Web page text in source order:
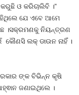
ଓ କରିଚାଲିବି ।”
ଯେ ଏବେ ଆମେ
।ସକ୍ରମଣକୁ ନିୟନ୍ତ୍ରଣ
କୌଣସି ଲକ୍ ଡାଉନ ନାହିଁ ।
ଙ୍କ ବିଭିନ୍ନ କୃଷି
ଜଣାଇଥିଲେ ।